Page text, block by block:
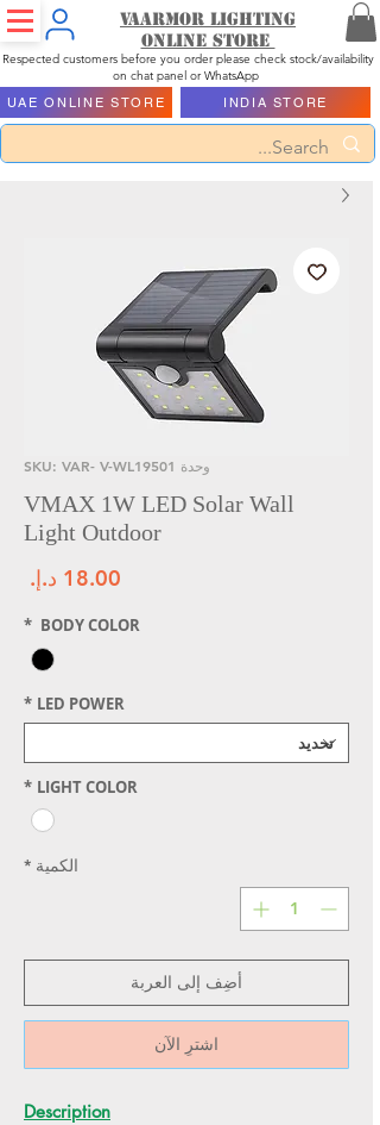
Vaarmor Lighting
ONLINE STORE
Respected customers before you order please check stock/availability
on chat panel or WhatsApp
UAE ONLINE STORE INDIA STORE
وحدة SKU: VAR- V-WL19501
VMAX 1W LED Solar Wall
Light Outdoor
BODY COLOR
*
LED POWER
*
LIGHT COLOR
*
الكمية *
أضِف إلى العربة
اشترِ الآن
Description